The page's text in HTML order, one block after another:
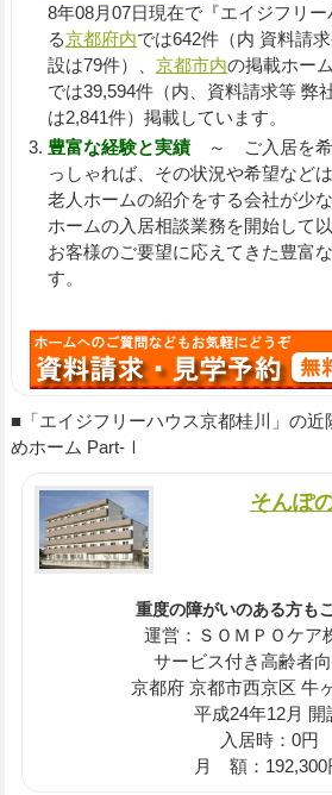
8年08月07日現在で『エイジフリ
る京都府内では642件（内 資料請
設は79件）、 京都市内の掲載ホー
では39,594件（内、資料請求等 弊
は2,841件）掲載しています。
豊富な経験と実績～ ご入居を希
っしゃれば、その状況や希望など
老人ホームの紹介をする会社が少
ホームの入居相談業務を開始して
お客様のご要望に応えてきた豊富
す。
■「エイジフリーハウス京都桂川」の
めホーム Part-Ⅰ
そんぽ
重度の障がいのある方も
運営：ＳＯＭＰＯケア
サービス付き高齢者
京都府 京都市西京区 牛
平成24年12月 開
入居時：0円
月 額：192,300